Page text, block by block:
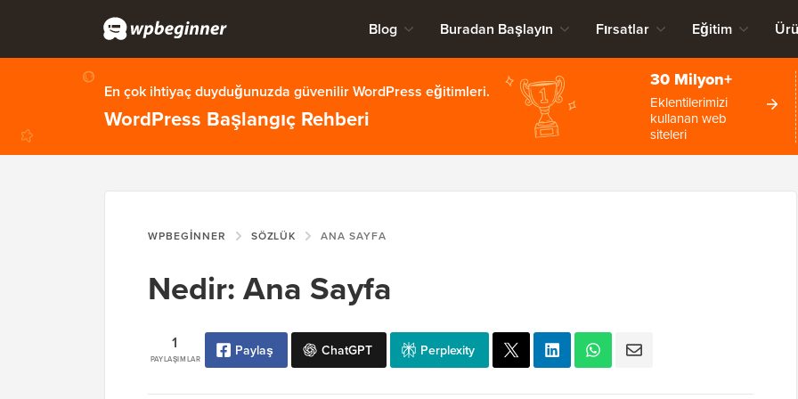
Blog Buradan Başlayın Fırsatlar Eğitim
En çok ihtiyaç duyduğunuzda güvenilir WordPress eğitimleri.
WordPress Başlangıç Rehberi
30 Milyon+
Eklentilerimizi
kullanan web
siteleri
WPBEGINNER SÖZLÜK ANA SAYFA
Nedir: Ana Sayfa
PAYLAŞIMLAR
1 Paylaş ChatGPT Perplexity